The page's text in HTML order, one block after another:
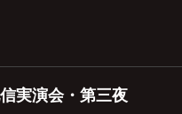
実演会・第三夜